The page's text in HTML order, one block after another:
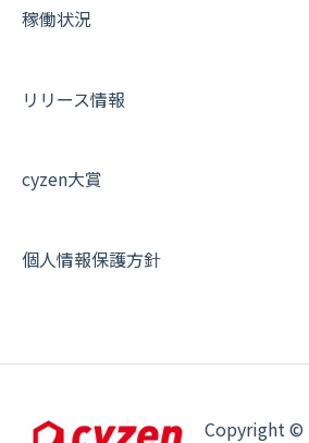
その他よくある質問
稼働状況
リリース情報
cyzen大賞
個人情報保護方針
Copyright ©